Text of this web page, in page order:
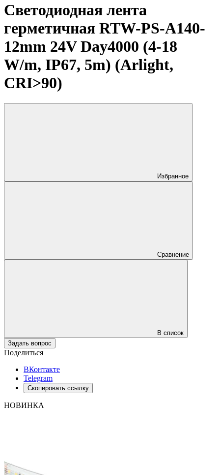
Светодиодная лента
герметичная RTW-PS-A140-
12mm 24V Day4000 (4-18
W/m, IP67, 5m) (Arlight,
CRI>90)
Избранное
Сравнение
В список
Задать вопрос
Поделиться
ВКонтакте
Telegram
Скопировать ссылку
НОВИНКА